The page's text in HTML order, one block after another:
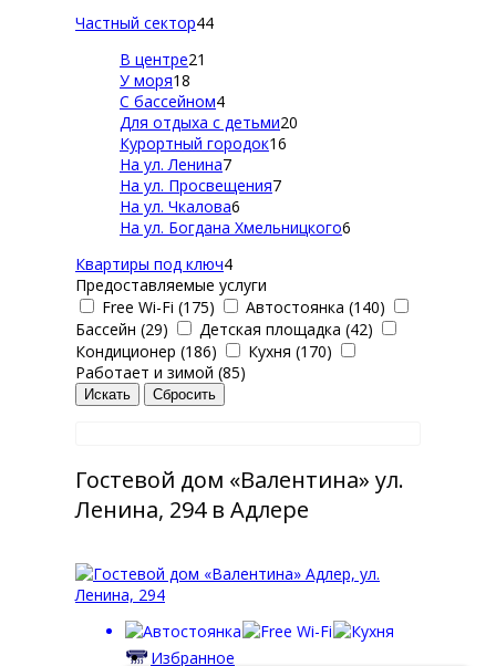
Частный сектор44
В центре21
У моря18
С бассейном4
Для отдыха с детьми20
Курортный городок16
На ул. Ленина7
На ул. Просвещения7
На ул. Чкалова6
На ул. Богдана Хмельницкого6
Квартиры под ключ4
Предоставляемые услуги
Free Wi-Fi (175)
Автостоянка (140)
Бассейн (29)
Детская площадка (42)
Кондиционер (186)
Кухня (170)
Работает и зимой (85)
Гостевой дом «Валентина» ул.
Ленина, 294 в Адлере
Избранное